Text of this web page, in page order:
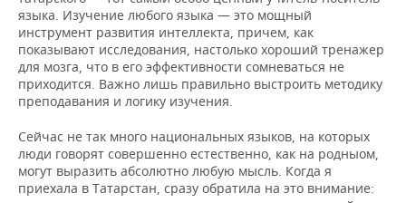
языка. Изучение любого языка — это мощный
инструмент развития интеллекта, причем, как
показывают исследования, настолько хороший тренажер
для мозга, что в его эффективности сомневаться не
приходится. Важно лишь правильно выстроить методику
преподавания и логику изучения.
Сейчас не так много национальных языков, на которых
люди говорят совершенно естественно, как на родныом,
могут выразить абсолютно любую мысль. Когда я
приехала в Татарстан, сразу обратила на это внимание: